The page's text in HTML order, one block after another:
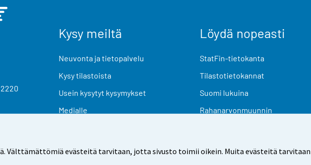
Välttämättömiä evästeitä tarvitaan, jotta sivusto toimii oikein. Muita evästeitä
2220
Kysy meiltä
Neuvonta ja tietopalvelu
Kysy tilastoista
Usein kysytyt kysymykset
Medialle
Löydä nopeasti
StatFin-tietokanta
Tilastotietokannat
Suomi lukuina
Rahanarvonmuunnin